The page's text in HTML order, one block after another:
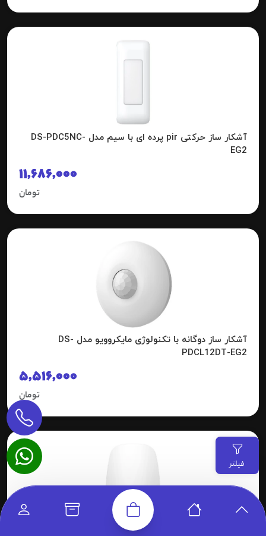
فیلتر
آشکار ساز حرکتی pir پرده ای با سیم مدل DS-PDC5NC-
EG2
11,686,000
تومان
آشکار ساز دوگانه با تکنولوژی مایکروویو مدل DS-
PDCL12DT-EG2
5,516,000
تومان